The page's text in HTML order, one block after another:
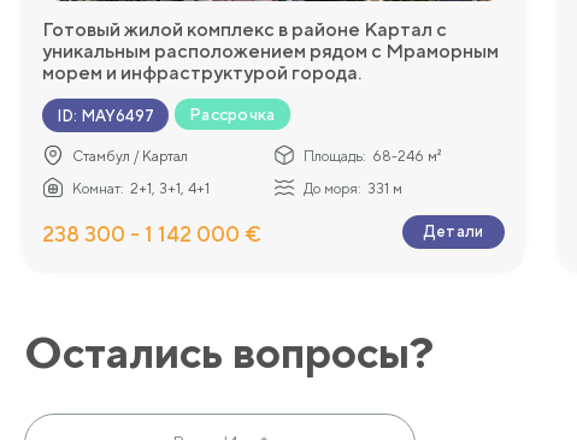
Готовый жилой комплекс в районе Картал с
уникальным расположением рядом с Мраморным
морем и инфраструктурой города.
ID: MAY6497 Рассрочка
Стамбул / Картал Площадь: 68-246 м²
Комнат: 2+1, 3+1, 4+1 До моря: 331 м
238 300 - 1 142 000 € Детали
Остались вопросы?